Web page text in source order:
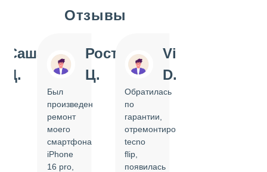
Отзывы
Саша
Д.
Ростислав
Ц.
Был
произведен
ремонт
моего
смартфона
iPhone
16 pro,
Vi
D.
Обратилась
по
гарантии,
отремонтировать
tecno
flip,
появилась